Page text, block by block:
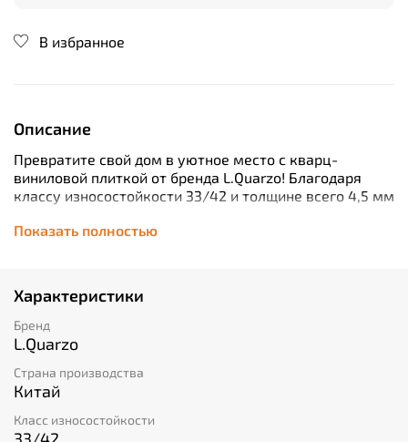
В избранное
Описание
Превратите свой дом в уютное место с кварц-
виниловой плиткой от бренда L.Quarzo! Благодаря
классу износостойкости 33/42 и толщине всего 4,5 мм
пола. Изготовленная в Китае, она обладает
использования обусловлено плавающим способом
укладки (замок) и отсутствием необходимости
приобретать дополнительную подложку. Плитка легко
монтируется, а ее защитный слой в 0,5 мм делает пол
устойчивым к повреждениям. Это отличный выбор
для тех, кто ценит качество и стиль!
Показать полностью
Характеристики
Бренд
L.Quarzo
Страна производства
Китай
Класс износостойкости